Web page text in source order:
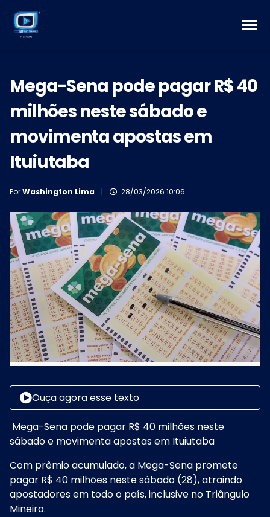
Mega-Sena pode pagar R$ 40
milhões neste sábado e
movimenta apostas em
Ituiutaba
PorWashington Lima | 28/03/2026 10:06
Ouça agora esse texto
Mega-Sena pode pagar R$ 40 milhões neste
sábado e movimenta apostas em Ituiutaba
Com prêmio acumulado, a Mega-Sena promete
pagar R$ 40 milhões neste sábado (28), atraindo
apostadores em todo o país, inclusive no Triângulo
Mineiro.